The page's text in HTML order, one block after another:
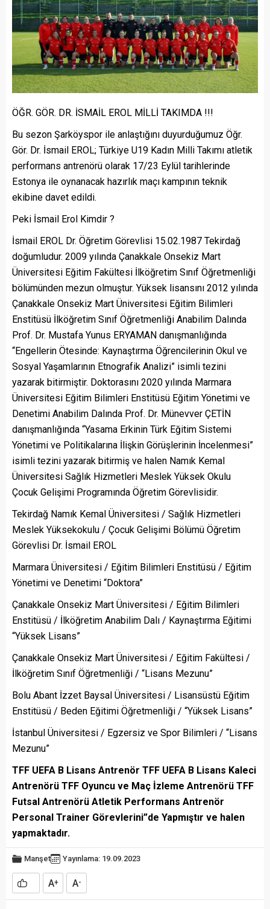
ÖĞR. GÖR. DR. İSMAİL EROL MİLLİ TAKIMDA !!!
Bu sezon Şarköyspor ile anlaştığını duyurduğumuz Öğr.
Gör. Dr. İsmail EROL; Türkiye U19 Kadın Milli Takımı atletik
performans antrenörü olarak 17/23 Eylül tarihlerinde
Estonya ile oynanacak hazırlık maçı kampının teknik
ekibine davet edildi.
Peki İsmail Erol Kimdir ?
İsmail EROL Dr. Öğretim Görevlisi 15.02.1987 Tekirdağ
doğumludur. 2009 yılında Çanakkale Onsekiz Mart
Üniversitesi Eğitim Fakültesi İlköğretim Sınıf Öğretmenliği
bölümünden mezun olmuştur. Yüksek lisansını 2012 yılında
Çanakkale Onsekiz Mart Üniversitesi Eğitim Bilimleri
Enstitüsü İlköğretim Sınıf Öğretmenliği Anabilim Dalında
Prof. Dr. Mustafa Yunus ERYAMAN danışmanlığında
“Engellerin Ötesinde: Kaynaştırma Öğrencilerinin Okul ve
Sosyal Yaşamlarının Etnografik Analizi” isimli tezini
yazarak bitirmiştir. Doktorasını 2020 yılında Marmara
Üniversitesi Eğitim Bilimleri Enstitüsü Eğitim Yönetimi ve
Denetimi Anabilim Dalında Prof. Dr. Münevver ÇETİN
danışmanlığında “Yasama Erkinin Türk Eğitim Sistemi
Yönetimi ve Politikalarına İlişkin Görüşlerinin İncelenmesi”
isimli tezini yazarak bitirmiş ve halen Namık Kemal
Üniversitesi Sağlık Hizmetleri Meslek Yüksek Okulu
Çocuk Gelişimi Programında Öğretim Görevlisidir.
Tekirdağ Namık Kemal Üniversitesi / Sağlık Hizmetleri
Meslek Yüksekokulu / Çocuk Gelişimi Bölümü Öğretim
Görevlisi Dr. İsmail EROL
Marmara Üniversitesi / Eğitim Bilimleri Enstitüsü / Eğitim
Yönetimi ve Denetimi “Doktora”
Çanakkale Onsekiz Mart Üniversitesi / Eğitim Bilimleri
Enstitüsü / İlköğretim Anabilim Dalı / Kaynaştırma Eğitimi
“Yüksek Lisans”
Çanakkale Onsekiz Mart Üniversitesi / Eğitim Fakültesi /
İlköğretim Sınıf Öğretmenliği / “Lisans Mezunu”
Bolu Abant İzzet Baysal Üniversitesi / Lisansüstü Eğitim
Enstitüsü / Beden Eğitimi Öğretmenliği / “Yüksek Lisans”
İstanbul Üniversitesi / Egzersiz ve Spor Bilimleri / “Lisans
Mezunu”
TFF UEFA B Lisans Antrenör TFF UEFA B Lisans Kaleci
Antrenörü TFF Oyuncu ve Maç İzleme Antrenörü TFF
Futsal Antrenörü Atletik Performans Antrenör
Personal Trainer Görevlerini”de Yapmıştır ve halen
yapmaktadır.
Manşet Yayınlama: 19.09.2023
A+ A-